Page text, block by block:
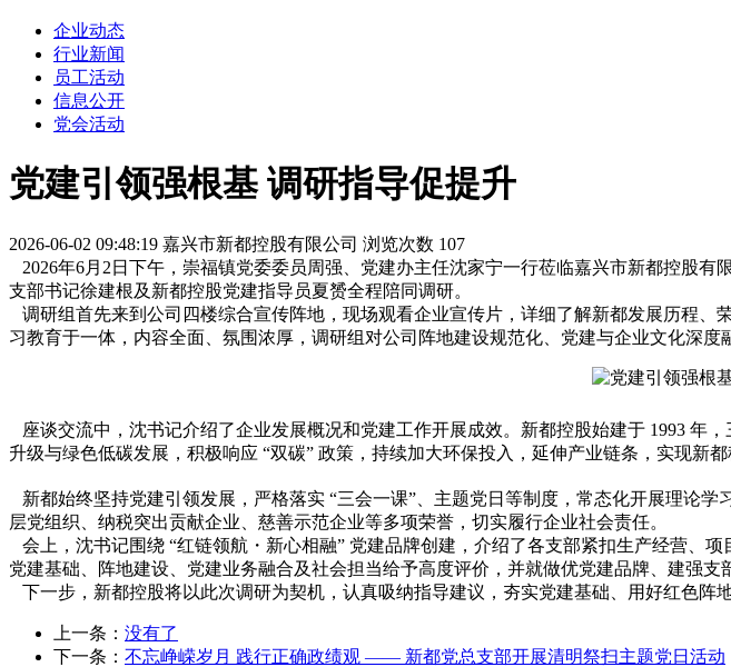
企业动态
行业新闻
员工活动
信息公开
党会活动
党建引领强根基 调研指导促提升
2026-06-02 09:48:19 嘉兴市新都控股有限公司 浏览次数 107
2026年6月2日下午，崇福镇党委委员周强、党建办主任沈家宁一行莅临嘉兴市新都控股
支部书记徐建根及新都控股党建指导员夏赟全程陪同调研。
调研组首先来到公司四楼综合宣传阵地，现场观看企业宣传片，详细了解新都发展历程
习教育于一体，内容全面、氛围浓厚，调研组对公司阵地建设规范化、党建与企业文化深度
座谈交流中，沈书记介绍了企业发展概况和党建工作开展成效。新都控股始建于 1993 年
升级与绿色低碳发展，积极响应 “双碳” 政策，持续加大环保投入，延伸产业链条，实现新都
新都始终坚持党建引领发展，严格落实 “三会一课”、主题党日等制度，常态化开展理论
层党组织、纳税突出贡献企业、慈善示范企业等多项荣誉，切实履行企业社会责任。
会上，沈书记围绕 “红链领航・新心相融” 党建品牌创建，介绍了各支部紧扣生产经营、
党建基础、阵地建设、党建业务融合及社会担当给予高度评价，并就做优党建品牌、建强支
下一步，新都控股将以此次调研为契机，认真吸纳指导建议，夯实党建基础、用好红色阵
上一条： 没有了
下一条： 不忘峥嵘岁月 践行正确政绩观 —— 新都党总支部开展清明祭扫主题党日活动